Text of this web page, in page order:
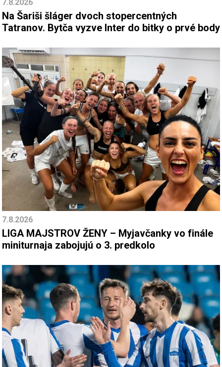
7.8.2026
Na Šariši šláger dvoch stopercentných
Tatranov. Bytča vyzve Inter do bitky o prvé body
7.8.2026
LIGA MAJSTROV ŽENY – Myjavčanky vo finále
miniturnaja zabojujú o 3. predkolo